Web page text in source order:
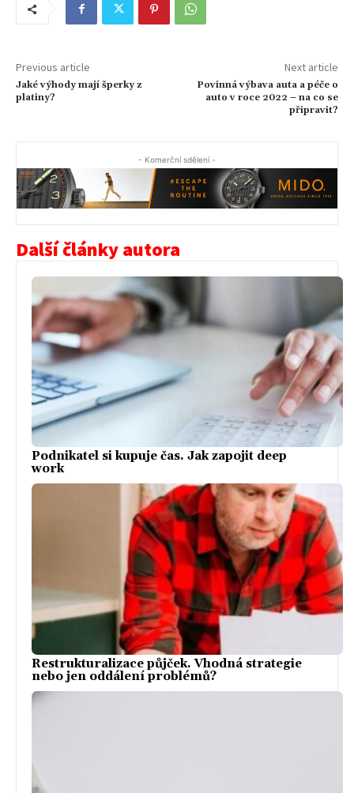
Previous article
Jaké výhody mají šperky z
platiny?
Next article
Povinná výbava auta a péče o
auto v roce 2022 – na co se
připravit?
- Komerční sdělení -
Další články autora
Podnikatel si kupuje čas. Jak zapojit deep
work
Restrukturalizace půjček. Vhodná strategie
nebo jen oddálení problémů?